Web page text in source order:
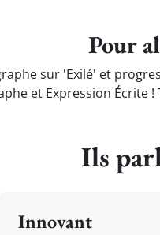
Pour
sur 'Exilé' et
et Expression Écrite
Ils
Innovant